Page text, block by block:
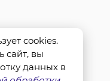
cookies.
сайт, вы
данных в